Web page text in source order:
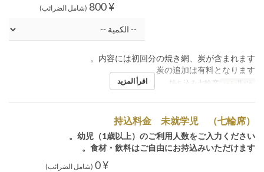
¥ 800 (شامل الضرائب)
内容には初回分の焼き網、炭が含まれます。
炭の追加は有料となります。
فئة المقعد اقرأ المزيد
持込料金 未就学児 （七輪席）
幼児（1歳以上）のご利用人数をご入力ください。
食材・飲料はご自由にお持込みいただけます。
¥ 0 (شامل الضرائب)